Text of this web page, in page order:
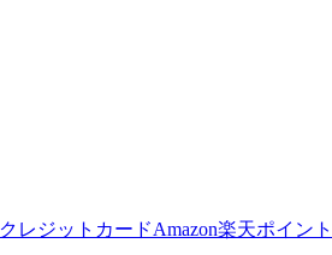
クレジットカードAmazon楽天ポイント